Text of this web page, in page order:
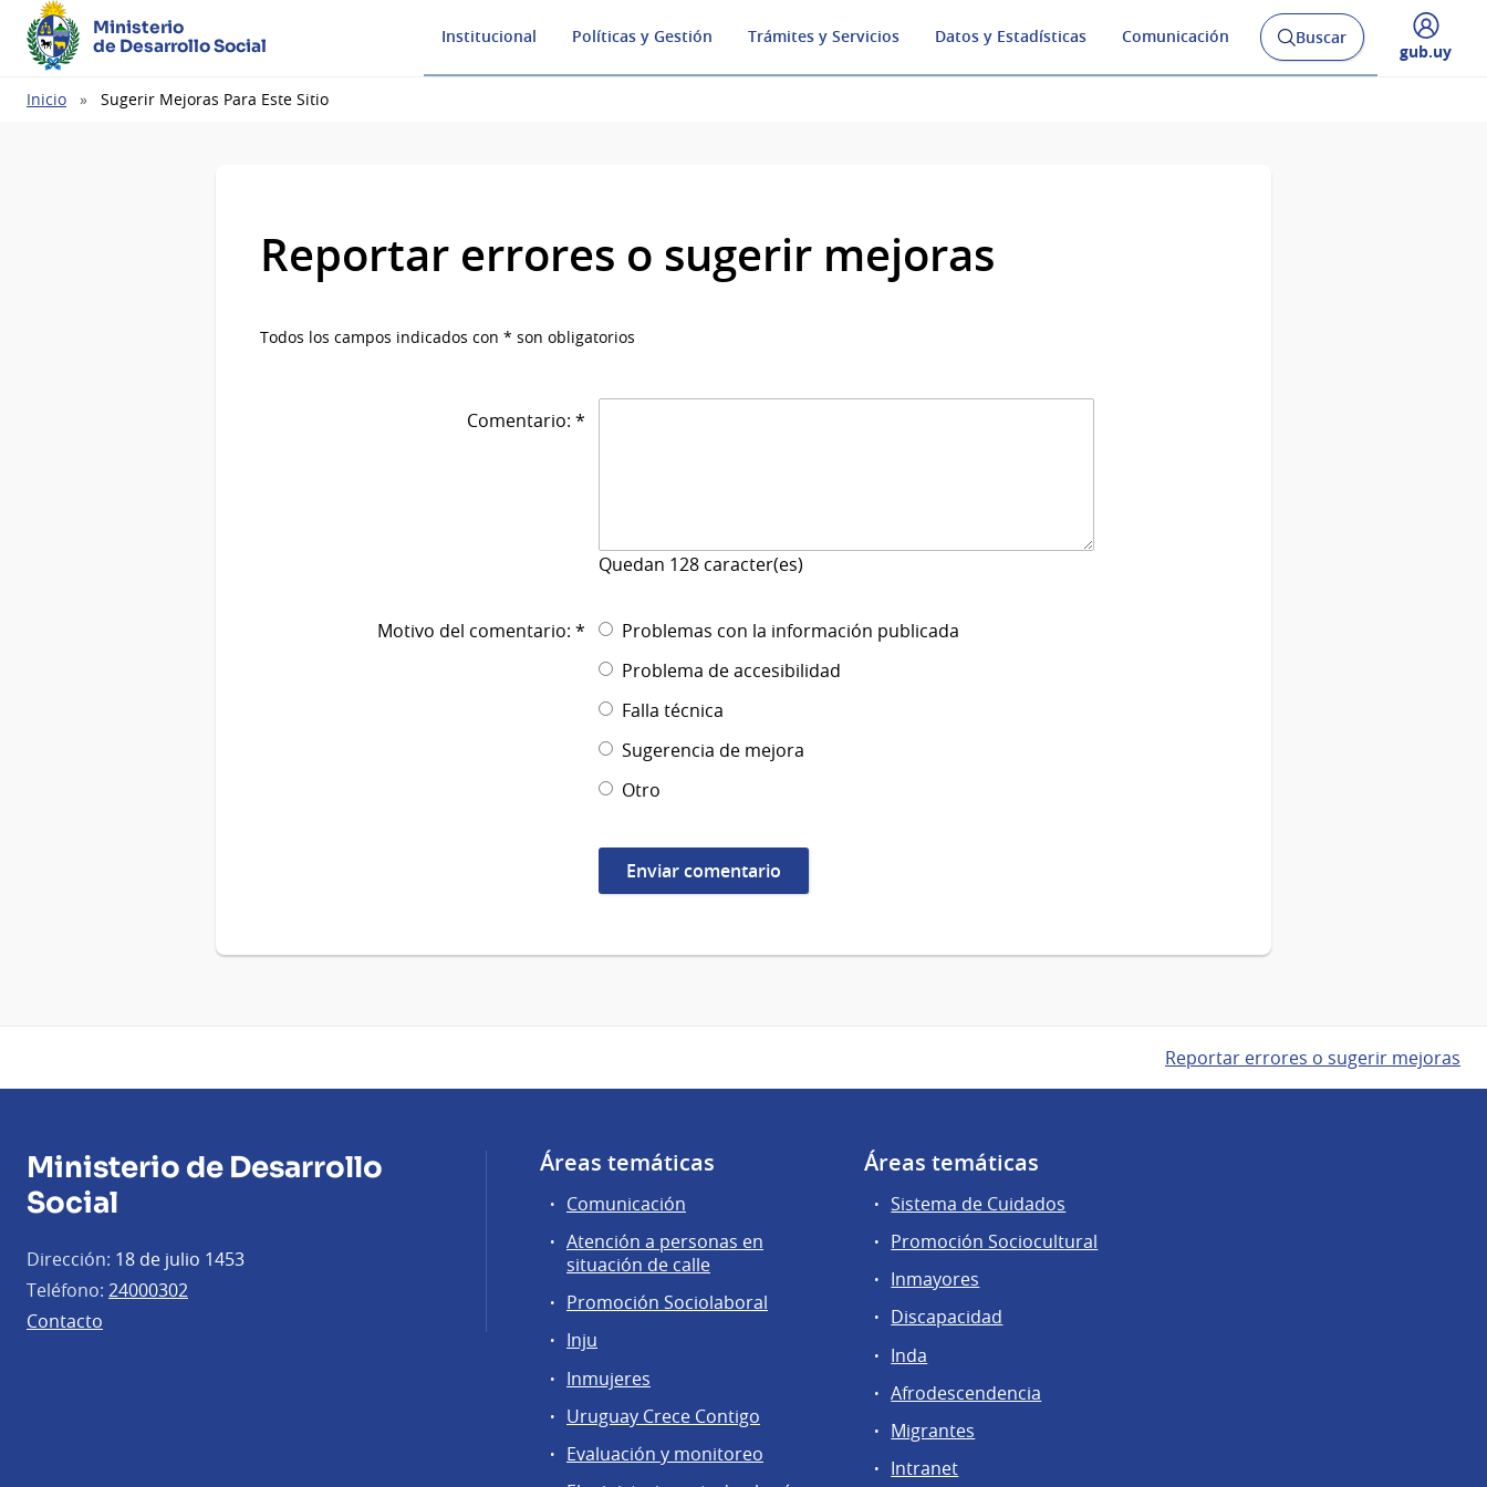
Ministerio
de Desarrollo Social
Institucional Políticas y Gestión Trámites y Servicios Datos y Estadísticas Comunicación
Abrir
buscador
Buscar
Desplegar
gub.uy
Ruta
Inicio Sugerir Mejoras Para Este Sitio
Reportar errores o sugerir mejoras
Todos los campos indicados con * son obligatorios
Comentario: *
Quedan 128 caracter(es)
Motivo del comentario: *
Problemas con la información publicada
Problema de accesibilidad
Falla técnica
Sugerencia de mejora
Otro
Reportar errores o sugerir mejoras
Ministerio de Desarrollo
Social
Dirección: 18 de julio 1453
Teléfono: 24000302
Contacto
Áreas temáticas
Comunicación
Atención a personas en
situación de calle
Promoción Sociolaboral
Inju
Inmujeres
Uruguay Crece Contigo
Evaluación y monitoreo
Áreas temáticas
Sistema de Cuidados
Promoción Sociocultural
Inmayores
Discapacidad
Inda
Afrodescendencia
Migrantes
Intranet